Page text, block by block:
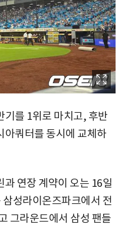
기를 1위로 마치고, 후반
아쿼터를 동시에 교체하
과 연장 계약이 오는 16일
성라이온즈파크에서 전
그라운드에서 삼성 팬들